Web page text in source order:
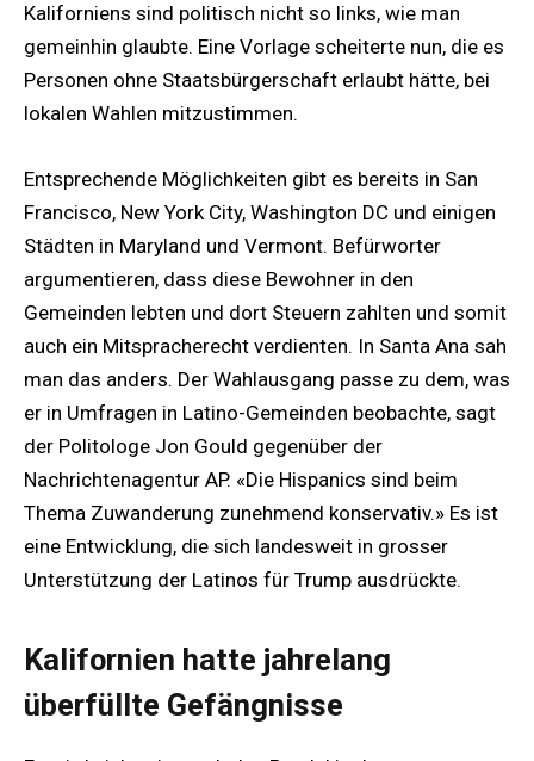
Kaliforniens sind politisch nicht so links, wie man
gemeinhin glaubte. Eine Vorlage scheiterte nun, die es
Personen ohne Staatsbürgerschaft erlaubt hätte, bei
lokalen Wahlen mitzustimmen.
Entsprechende Möglichkeiten gibt es bereits in San
Francisco, New York City, Washington DC und einigen
Städten in Maryland und Vermont. Befürworter
argumentieren, dass diese Bewohner in den
Gemeinden lebten und dort Steuern zahlten und somit
auch ein Mitspracherecht verdienten. In Santa Ana sah
man das anders. Der Wahlausgang passe zu dem, was
er in Umfragen in Latino-Gemeinden beobachte, sagt
der Politologe Jon Gould gegenüber der
Nachrichtenagentur AP. «Die Hispanics sind beim
Thema Zuwanderung zunehmend konservativ.» Es ist
eine Entwicklung, die sich landesweit in grosser
Unterstützung der Latinos für Trump ausdrückte.
Kalifornien hatte jahrelang
überfüllte Gefängnisse